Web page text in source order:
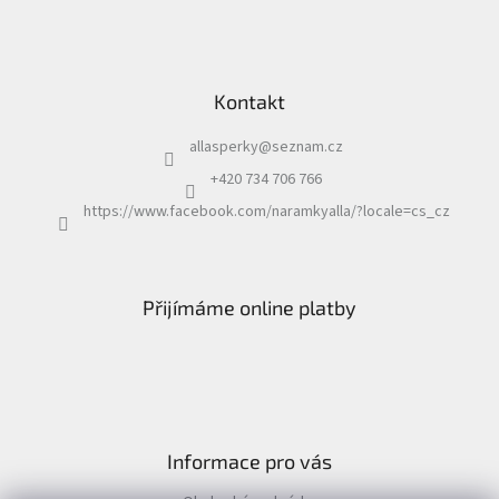
Kontakt
allasperky@seznam.cz
+420 734 706 766
https://www.facebook.com/naramkyalla/?locale=cs_cz
Přijímáme online platby
Informace pro vás